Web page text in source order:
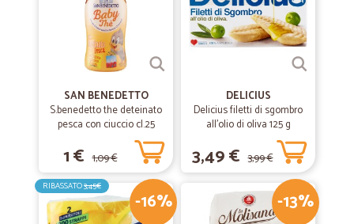
SAN BENEDETTO
S.benedetto the deteinato
pesca con ciuccio cl.25
1 € 1,09 €
DELICIUS
Delicius filetti di sgombro
all'olio di oliva 125 g
3,49 € 3,99 €
-16%
RIBASSATO3,45€
-13%